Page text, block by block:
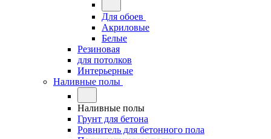
Для обоев
Акриловые
Белые
Резиновая
для потолков
Интерьерные
Наливные полы
Наливные полы
Грунт для бетона
Ровнитель для бетонного пола